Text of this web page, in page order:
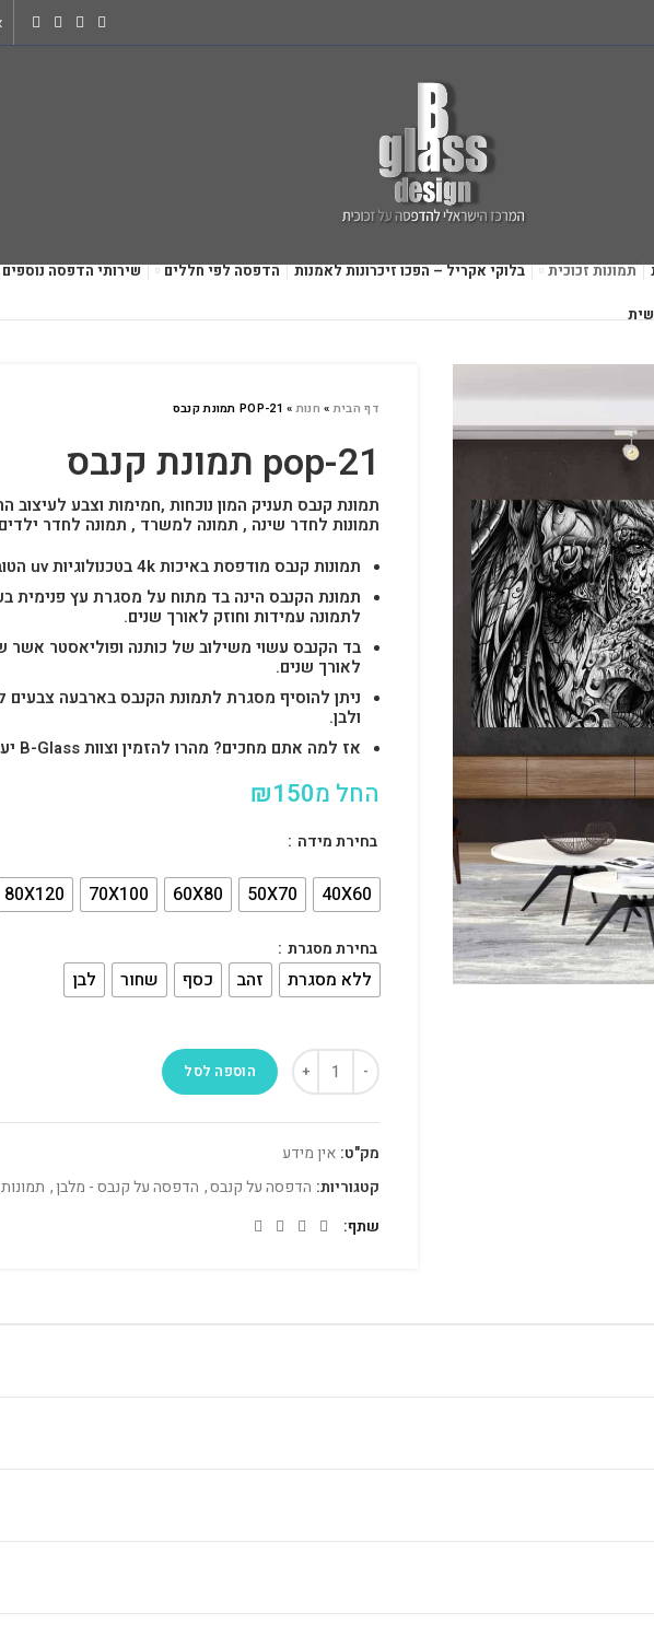
תמונות זכוכית בלוקי אקריל – הפכו זיכרונות לאמנות הדפסה לפי חללים שירותי הדפסה נוספים
דף הבית» חנות» POP-21 תמונת קנבס
pop-21 תמונת קנבס
תמונת קנבס תעניק המון נוכחות ,חמימות וצבע לעיצוב
תמונות לחדר שינה , תמונה למשרד , תמונה לחדר
תמונות קנבס מודפסת באיכות 4k בטכנולוגיות uv הטובה בעולם.
לתמונה עמידות וחוזק לאורך שנים.
בד הקנבס עשוי משילוב של כותנה ופוליאסטר אשר
לאורך שנים.
ניתן להוסיף מסגרת לתמונת הקנבס בארבעה
ולבן.
אז למה אתם מחכים? מהרו להזמין וצוות B-Glass יעמוד לשירותכם.
החל מ ₪150
בחירת מידה
40X60
50X70
60X80
70X100
80X120
בחירת מסגרת
ללא מסגרת זהב כסף שחור לבן
הוספה לסל
מק"ט: אין מידע
קטגוריות: הדפסה על קנבס, הדפסה על קנבס - מלבן,
שתף